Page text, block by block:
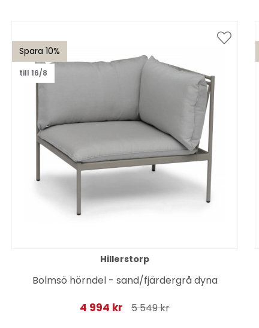
Spara 10%
till 16/8
Hillerstorp
Bolmsö hörndel - sand/fjärdergrå dyna
4 994 kr 5 549 kr